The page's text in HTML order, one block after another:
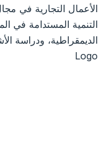
الأعمال التجارية في
التنمية المستدامة في
الديمقراطية، ودراسة
Logo